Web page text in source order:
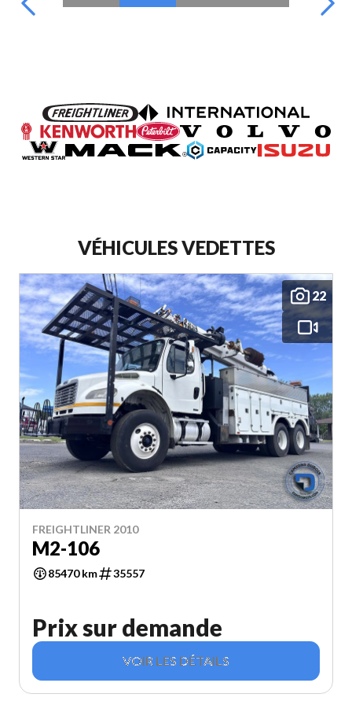
VÉHICULES VEDETTES
22
FREIGHTLINER 2010
M2-106
85470 km 35557
Prix sur demande
VOIR LES DÉTAILS